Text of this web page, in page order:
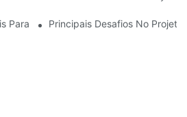
Para O Sucesso No Design De
Principais Desafios No